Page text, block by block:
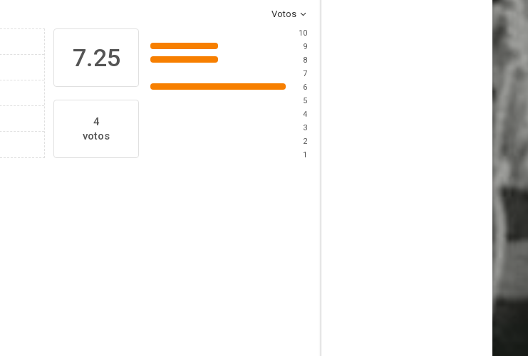
Votos
7.25
4
votos
10
9
8
7
6
5
4
3
2
1